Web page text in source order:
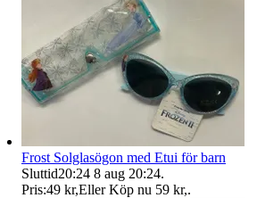
Frost Solglasögon med Etui för barn
Sluttid20:24 8 aug 20:24.
Pris:49 kr,Eller Köp nu 59 kr,.